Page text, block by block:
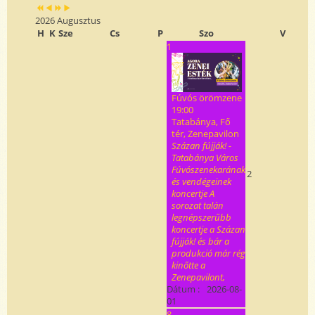
2026 Augusztus
H K Sze Cs P Szo
V
1
Fúvós örömzene
19:00
Tatabánya, Fő
tér, Zenepavilon
Százan fújják! -
Tatabánya Város
Fúvószenekarának
és vendégeinek
koncertje A
sorozat talán
legnépszerűbb
koncertje a Százan
fújják! és bár a
produkció már rég
kinőtte a
Zenepavilont,
Dátum : 2026-08-
01
2